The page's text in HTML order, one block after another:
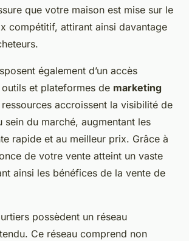
que votre maison est mise sur le
compétitif, attirant ainsi davantage
également d’un accès
et plateformes de marketing
ressources accroissent la visibilité de
sein du marché, augmentant les
rapide et au meilleur prix. Grâce à
de votre vente atteint un vaste
ainsi les bénéfices de la vente de
possèdent un réseau
Ce réseau comprend non